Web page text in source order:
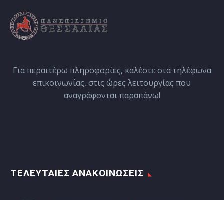
Για περαιτέρω πληροφορίες, καλέστε στα τηλέφωνα
επικοινωνίας, στις ώρες λειτουργίας που
αναγράφονται παραπάνω!
ΤΕΛΕΥΤΑΙΕΣ ΑΝΑΚΟΙΝΩΣΕΙΣ